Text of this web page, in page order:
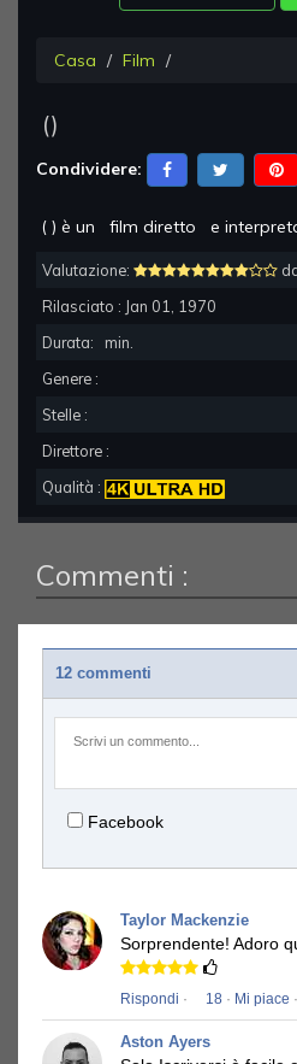
Casa Film
()
Condividere:
( ) è un film diretto e
Valutazione:
Rilasciato : Jan 01, 1970
Durata:
min.
Genere :
Stelle :
Direttore :
Qualità :
Commenti :
12 commenti
Facebook
Taylor Mackenzie
Sorprendente! Adoro
Rispondi · 18 · Mi piace
Aston Ayers